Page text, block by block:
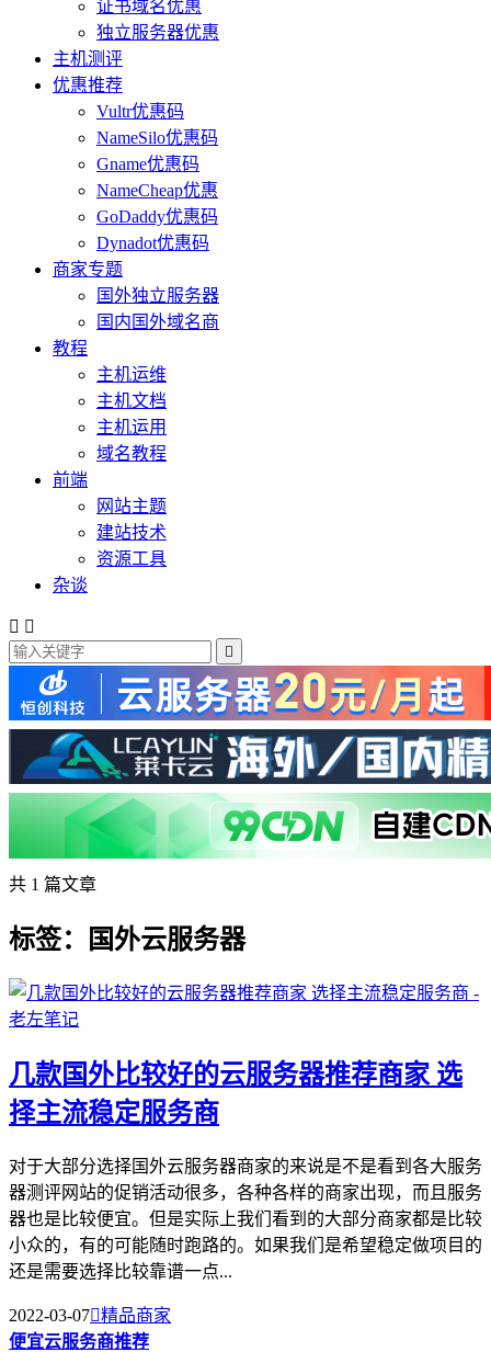
证书域名优惠
独立服务器优惠
主机测评
优惠推荐
Vultr优惠码
NameSilo优惠码
Gname优惠码
NameCheap优惠
GoDaddy优惠码
Dynadot优惠码
商家专题
国外独立服务器
国内国外域名商
教程
主机运维
主机文档
主机运用
域名教程
前端
网站主题
建站技术
资源工具
杂谈
 

共 1 篇文章
标签：国外云服务器
几款国外比较好的云服务器推荐商家 选
择主流稳定服务商
对于大部分选择国外云服务器商家的来说是不是看到各大服务
器测评网站的促销活动很多，各种各样的商家出现，而且服务
器也是比较便宜。但是实际上我们看到的大部分商家都是比较
小众的，有的可能随时跑路的。如果我们是希望稳定做项目的
还是需要选择比较靠谱一点...
2022-03-07精品商家
便宜云服务商推荐